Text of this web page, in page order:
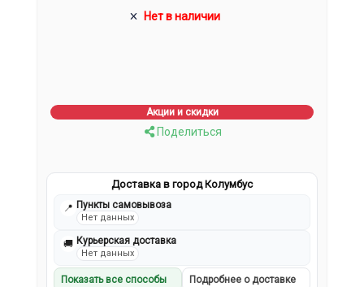
Нет в наличии
Акции и скидки
Поделиться
Доставка в город Колумбус
📍 Пункты самовывоза
Нет данных
🚚 Курьерская доставка
Нет данных
Показать все способы Подробнее о доставке